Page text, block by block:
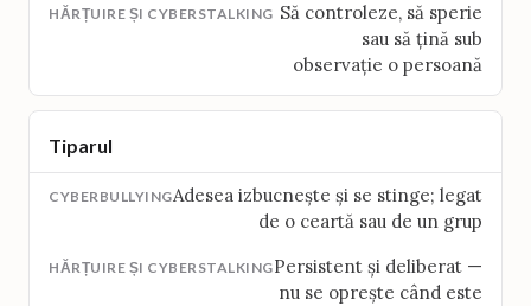
Să controleze, să sperie
sau să țină sub
observație o persoană
Tiparul
Adesea izbucnește și se stinge; legat
de o ceartă sau de un grup
Persistent și deliberat —
nu se oprește când este